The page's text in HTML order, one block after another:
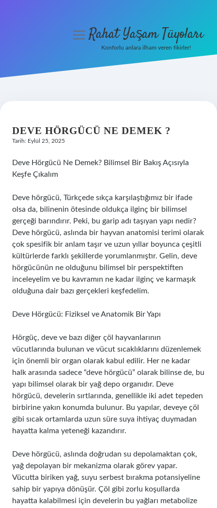
Hakkımızda
menüyüRahat Yaşam Tüyoları
Konforlu anlara ilham veren fikirler!
DEVE HÖRGÜCÜ NE DEMEK ?
Tarih: Eylül 25, 2025
Deve Hörgücü Ne Demek? Bilimsel Bir Bakış Açısıyla
Keşfe Çıkalım
Deve hörgücü, Türkçede sıkça karşılaştığımız bir ifade
olsa da, bilinenin ötesinde oldukça ilginç bir bilimsel
gerçeği barındırır. Peki, bu garip adı taşıyan yapı nedir?
Deve hörgücü, aslında bir hayvan anatomisi terimi olarak
çok spesifik bir anlam taşır ve uzun yıllar boyunca çeşitli
kültürlerde farklı şekillerde yorumlanmıştır. Gelin, deve
hörgücünün ne olduğunu bilimsel bir perspektiften
inceleyelim ve bu kavramın ne kadar ilginç ve karmaşık
olduğuna dair bazı gerçekleri keşfedelim.
Deve Hörgücü: Fiziksel ve Anatomik Bir Yapı
Hörgüç, deve ve bazı diğer çöl hayvanlarının
vücutlarında bulunan ve vücut sıcaklıklarını düzenlemek
için önemli bir organ olarak kabul edilir. Her ne kadar
halk arasında sadece “deve hörgücü” olarak bilinse de, bu
yapı bilimsel olarak bir yağ depo organıdır. Deve
hörgücü, develerin sırtlarında, genellikle iki adet tepeden
birbirine yakın konumda bulunur. Bu yapılar, deveye çöl
gibi sıcak ortamlarda uzun süre suya ihtiyaç duymadan
hayatta kalma yeteneği kazandırır.
Deve hörgücü, aslında doğrudan su depolamaktan çok,
yağ depolayan bir mekanizma olarak görev yapar.
Vücutta biriken yağ, suyu serbest bırakma potansiyeline
sahip bir yapıya dönüşür. Çöl gibi zorlu koşullarda
hayatta kalabilmesi için develerin bu yağları metabolize